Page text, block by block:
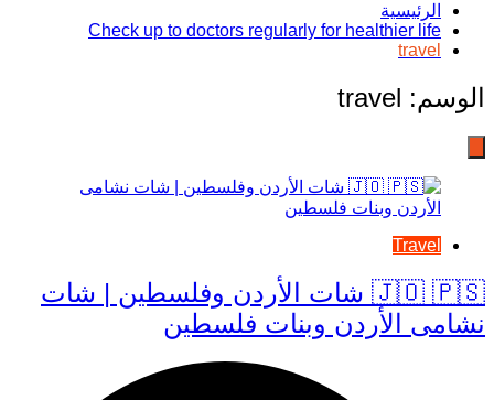
الرئيسية
Check up to doctors regularly for healthier life
travel
الوسم: travel
Travel
🇯🇴 🇵🇸 شات الأردن وفلسطين | شات
نشامى الأردن وبنات فلسطين